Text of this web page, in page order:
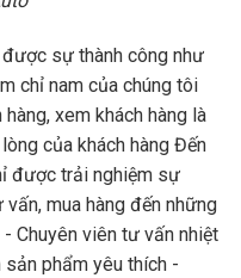
sự thành công như
chỉ nam của chúng tôi
xem khách hàng là
của khách hàng Đến
được trải nghiệm sự
mua hàng đến những
Chuyên viên tư vấn nhiệt
sản phẩm yêu thích -